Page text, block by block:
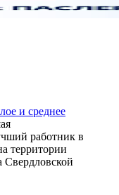
и среднее
работник в
территории
Свердловской